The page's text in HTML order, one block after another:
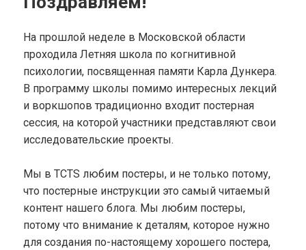
На прошлой неделе в Московской области
проходила Летняя школа по когнитивной
психологии, посвященная памяти Карла Дункера.
В программу школы помимо интересных лекций
и воркшопов традиционно входит постерная
сессия, на которой участники представляют свои
исследовательские проекты.
Мы в TCTS любим постеры, и не только потому,
что постерные инструкции это самый читаемый
контент нашего блога. Мы любим постеры,
потому что внимание к деталям, которое нужно
для создания по-настоящему хорошего постера,